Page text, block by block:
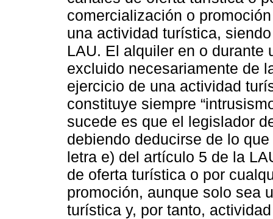
comercialización o
una actividad turística,
LAU. El alquiler en o durante
excluido necesariamente de
ejercicio de una actividad
constituye siempre
sucede es que el legislador
debiendo deducirse de lo
letra e) del artículo 5 de la
de oferta turística o por
promoción, aunque solo sea
turística y, por tanto,